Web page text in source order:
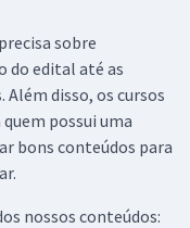
sobre
do edital até as
disso, os cursos
possui uma
bons conteúdos para
nossos conteúdos: